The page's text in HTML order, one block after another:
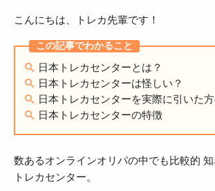
こんにちは、トレカ先輩です！
日本トレカセンターとは？
日本トレカセンターは怪しい？
日本トレカセンターを実際に引いた方
日本トレカセンターの特徴
数あるオンラインオリパの中でも比較的
トレカセンター。